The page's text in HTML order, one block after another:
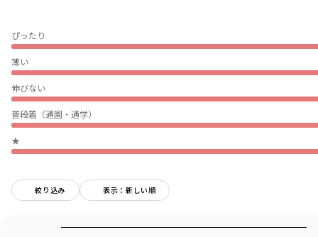
ぴったり
薄い
伸びない
普段着（通園・通学）
★
絞り込み 表示：新しい順